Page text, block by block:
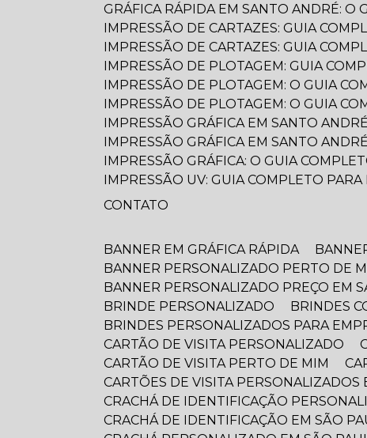
GRÁFICA RÁPIDA EM SANTO ANDRÉ:
IMPRESSÃO DE CARTAZES: GUIA
IMPRESSÃO DE CARTAZES: GUIA
IMPRESSÃO DE PLOTAGEM: GUIA
IMPRESSÃO DE PLOTAGEM: O GUIA
IMPRESSÃO DE PLOTAGEM: O GUIA
IMPRESSÃO GRÁFICA EM SANTO
IMPRESSÃO GRÁFICA EM SANTO
IMPRESSÃO GRÁFICA: O GUIA
IMPRESSÃO UV: GUIA COMPLETO
CONTATO
BANNER EM GRÁFICA RÁPIDA
BANNER PERSONALIZADO PERTO DE
BANNER PERSONALIZADO PREÇO EM
BRINDE PERSONALIZADO
BRINDES
BRINDES PERSONALIZADOS PARA
CARTÃO DE VISITA PERSONALIZADO
CARTÃO DE VISITA PERTO DE MIM
CARTÕES DE VISITA
CRACHÁ DE IDENTIFICAÇÃO
CRACHÁ DE IDENTIFICAÇÃO EM SÃO